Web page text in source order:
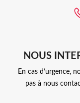
NOUS
En cas d’urgence,
pas à nous